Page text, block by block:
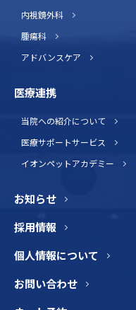
内視鏡外科
腫瘍科
アドバンスケア
医療連携
当院への紹介について
医療サポートサービス
イオンペットアカデミー
お知らせ
採用情報
個人情報について
お問い合わせ